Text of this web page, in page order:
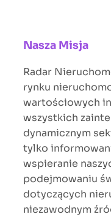
Nasza Misja
Radar
rynku
wartościowych
wszystkich
dynamicznym
tylko
wspieranie
podejmowaniu
dotyczących
niezawodnym